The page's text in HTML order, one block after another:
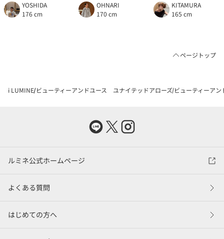
YOSHIDA
176 cm
OHNARI
170 cm
KITAMURA
165 cm
ページトップ
i LUMINE ビューティーアンドユース ユナイテッドアローズ ビューティーア
ルミネ公式ホームページ
よくある質問
はじめての方へ